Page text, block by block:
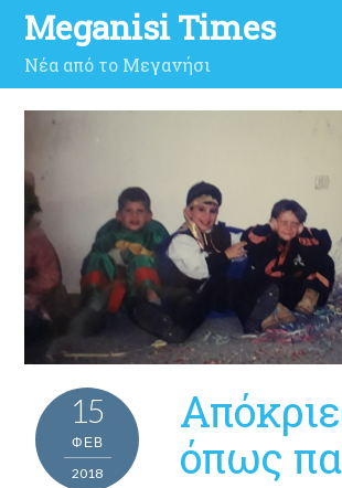
Meganisi Times
Νέα από το Μεγανήσι
15
ΦΕΒ
2018
όπως